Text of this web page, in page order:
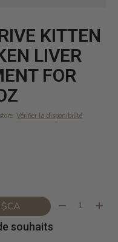
KITTEN
LIVER
FOR
:Vérifier la disponibilité
— 13,49$CA Quantité:
souhaits